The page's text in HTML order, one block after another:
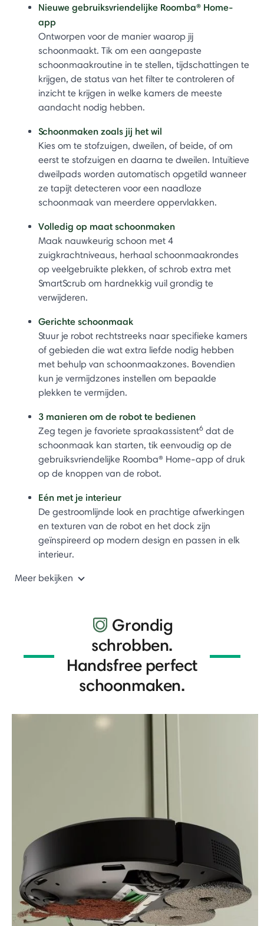
Nieuwe gebruiksvriendelijke Roomba® Home-
app
Ontworpen voor de manier waarop jij
schoonmaakt. Tik om een aangepaste
schoonmaakroutine in te stellen, tijdschattingen te
krijgen, de status van het filter te controleren of
inzicht te krijgen in welke kamers de meeste
aandacht nodig hebben.
Schoonmaken zoals jij het wil
Kies om te stofzuigen, dweilen, of beide, of om
eerst te stofzuigen en daarna te dweilen. Intuïtieve
dweilpads worden automatisch opgetild wanneer
ze tapijt detecteren voor een naadloze
schoonmaak van meerdere oppervlakken.
Volledig op maat schoonmaken
Maak nauwkeurig schoon met 4
zuigkrachtniveaus, herhaal schoonmaakrondes
op veelgebruikte plekken, of schrob extra met
SmartScrub om hardnekkig vuil grondig te
verwijderen.
Gerichte schoonmaak
Stuur je robot rechtstreeks naar specifieke kamers
of gebieden die wat extra liefde nodig hebben
met behulp van schoonmaakzones. Bovendien
kun je vermijdzones instellen om bepaalde
plekken te vermijden.
3 manieren om de robot te bedienen
Zeg tegen je favoriete spraakassistent6 dat de
schoonmaak kan starten, tik eenvoudig op de
gebruiksvriendelijke Roomba® Home-app of druk
op de knoppen van de robot.
Eén met je interieur
De gestroomlijnde look en prachtige afwerkingen
en texturen van de robot en het dock zijn
geïnspireerd op modern design en passen in elk
interieur.
Meer bekijken
Grondig
schrobben.
Handsfree perfect
schoonmaken.